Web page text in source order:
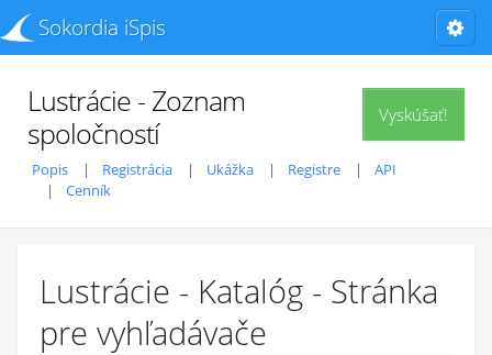
Sokordia iSpis
Vyskúšať!
Lustrácie - Zoznam
spoločností
Popis Registrácia Ukážka Registre
API
Cenník
Lustrácie - Katalóg - Stránka
pre vyhľadávače